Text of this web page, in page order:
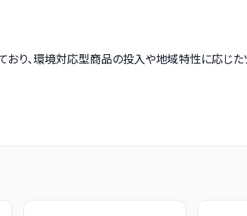
り、環境対応型商品の投入や地域特性に応じた